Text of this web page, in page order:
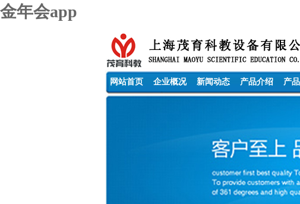
金年会app
网站首页 企业概况 新闻动态 产品介绍 产